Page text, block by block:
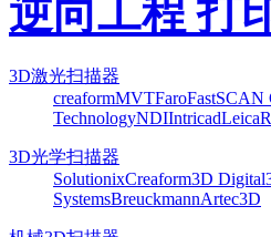
逆向工程 打
3D激光扫描器
creaformMVTFaroFastSCAN
TechnologyNDIIntricadLeica
3D光学扫描器
SolutionixCreaform3D Digital
SystemsBreuckmannArtec3D